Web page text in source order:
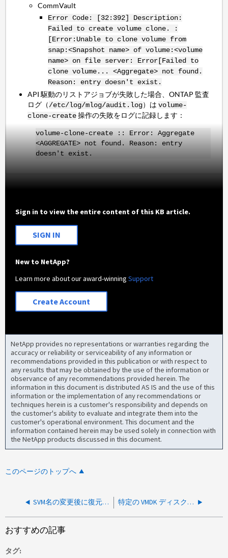
CommVault
Error Code: [32:392] Description:
Failed to create volume clone. :
[Error:Unable to clone volume from
snap:<Snapshot name> of volume:<volume
name> on file server: Error[Failed to
clone volume... <Aggregate> not found.
Reason: entry doesn't exist.
API 駆動のリストアジョブが失敗した場合、ONTAP 監査
ログ（/etc/log/mlog/audit.log）はvolume-
clone-create操作の失敗をログに記録します：
volume-clone-create :: Error: Aggregate
<AGGREGATE> not found. Reason: entry
doesn't exist.
Sign in to view the entire content of this KB article.
SIGN IN
New to NetApp?
Learn more about our award-winningSupport
Create Account
NetApp provides no representations or warranties regarding the
accuracy or reliability or serviceability of any information or
recommendations provided in this publication or with respect to
any results that may be obtained by the use of the information or
observance of any recommendations provided herein. The
information in this document is distributed AS IS and the use of this
information or the implementation of any recommendations or
techniques herein is a customer's responsibility and depends on
the customer's ability to evaluate and integrate them into the
customer's operational environment. This document and the
information contained herein may be used solely in connection with
the NetApp products discussed in this document.
このページのトップへ
SVM名の変更後に復元が失敗する 特定の VMDK ディスクの SCV でのリストアは失敗するが、 VM 全体のリストアは成功する
おすすめの記事
タグ